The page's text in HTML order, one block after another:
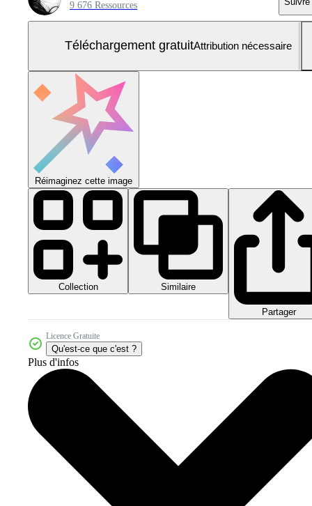
9 676 Ressources
Téléchargement gratuitAttribution nécessaire
Réimaginez cette image
Collection Similaire
Partager
Licence Gratuite
Qu'est-ce que c'est ?
Plus d'infos